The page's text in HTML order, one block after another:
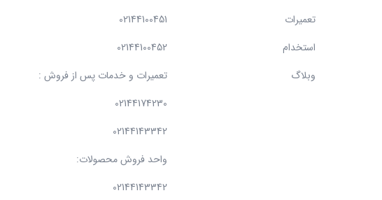
تعمیرات
استخدام
وبلاگ
02144100451
02144100452
تعمیرات و خدمات پس از فروش :
02144174230
02144143342
واحد فروش محصولات:
02144143342